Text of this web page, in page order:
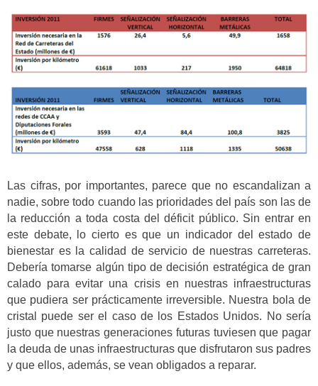
Las cifras, por importantes, parece que no escandalizan a
nadie, sobre todo cuando las prioridades del país son las de
la reducción a toda costa del déficit público. Sin entrar en
este debate, lo cierto es que un indicador del estado de
bienestar es la calidad de servicio de nuestras carreteras.
Debería tomarse algún tipo de decisión estratégica de gran
calado para evitar una crisis en nuestras infraestructuras
que pudiera ser prácticamente irreversible. Nuestra bola de
cristal puede ser el caso de los Estados Unidos. No sería
justo que nuestras generaciones futuras tuviesen que pagar
la deuda de unas infraestructuras que disfrutaron sus padres
y que ellos, además, se vean obligados a reparar.